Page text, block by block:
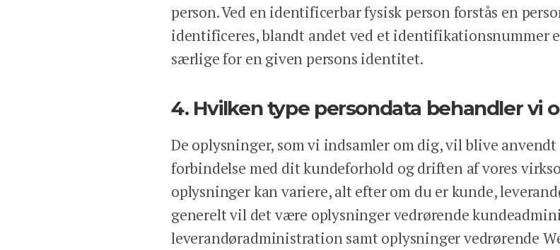
person. Ved en identificerbar fysisk person forstås en
identificeres, blandt andet ved et identifikationsnummer
særlige for en given persons identitet.
4. Hvilken type persondata behandler vi
De oplysninger, som vi indsamler om dig, vil blive
forbindelse med dit kundeforhold og driften af vores
oplysninger kan variere, alt efter om du er kunde,
generelt vil det være oplysninger vedrørende
leverandøradministration samt oplysninger vedrørende